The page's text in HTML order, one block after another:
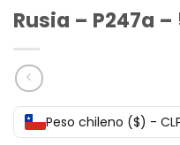
Rusia – P247a
Peso chileno ($) -